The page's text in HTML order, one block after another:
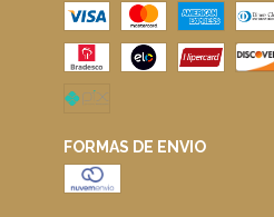
FORMAS DE ENVIO